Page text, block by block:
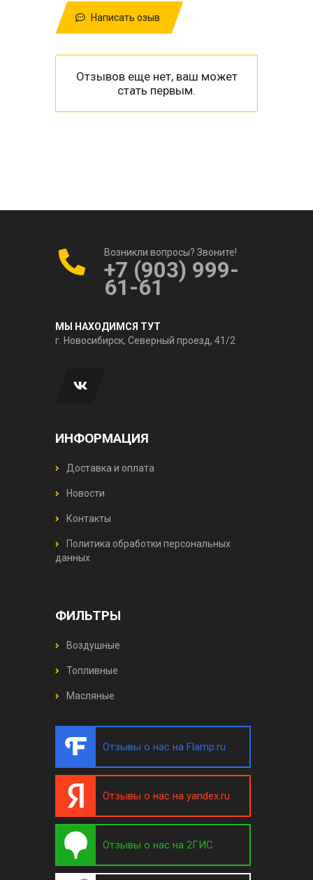
Написать озыв
Отзывов еще нет, ваш может
стать первым.
Возникли вопросы? Звоните!
+7 (903) 999-
61-61
МЫ НАХОДИМСЯ ТУТ
г. Новосибирск, Северный проезд, 41/2
ИНФОРМАЦИЯ
Доставка и оплата
Новости
Контакты
Политика обработки персональных
данных
ФИЛЬТРЫ
Воздушные
Топливные
Масляные
Отзывы о нас на Flamp.ru
Отзывы о нас на yandex.ru
Отзывы о нас на 2ГИС